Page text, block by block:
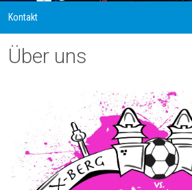
Kontakt
Über uns